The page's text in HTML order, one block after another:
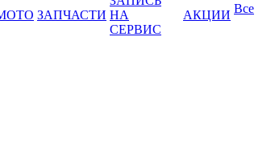
ЗАПЧАСТИ НА
СЕРВИС
АКЦИИ Все